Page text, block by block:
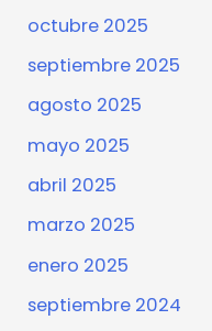
octubre 2025
septiembre 2025
agosto 2025
mayo 2025
abril 2025
marzo 2025
enero 2025
septiembre 2024